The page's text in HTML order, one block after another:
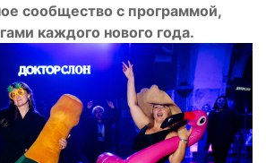
сообщество с программой,
каждого нового года.